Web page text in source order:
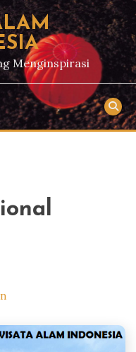
Menginspirasi